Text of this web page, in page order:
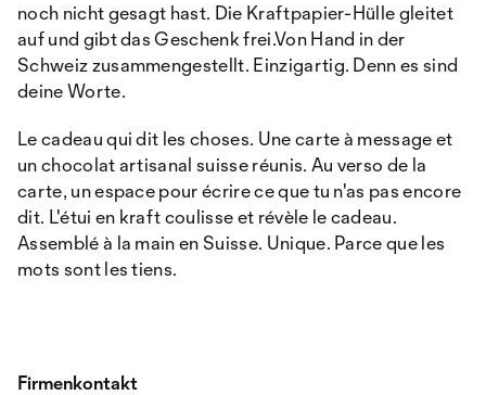
noch nicht gesagt hast. Die Kraftpapier-Hülle gleitet
auf und gibt das Geschenk frei.Von Hand in der
Schweiz zusammengestellt. Einzigartig. Denn es sind
deine Worte.
Le cadeau qui dit les choses. Une carte à message et
un chocolat artisanal suisse réunis. Au verso de la
carte, un espace pour écrire ce que tu n'as pas encore
dit. L'étui en kraft coulisse et révèle le cadeau.
Assemblé à la main en Suisse. Unique. Parce que les
mots sont les tiens.
Firmenkontakt